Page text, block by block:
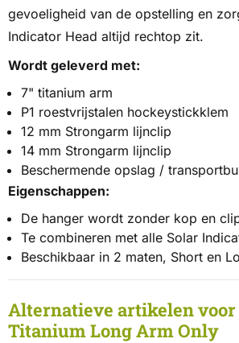
gevoeligheid van de opstelling en
Indicator Head altijd rechtop zit.
Wordt geleverd met:
7" titanium arm
P1 roestvrijstalen hockeystickklem
12 mm Strongarm lijnclip
14 mm Strongarm lijnclip
Beschermende opslag /
Eigenschappen:
De hanger wordt zonder kop en
Te combineren met alle Solar
Beschikbaar in 2 maten, Short en
Alternatieve artikelen voor
Titanium Long Arm Only